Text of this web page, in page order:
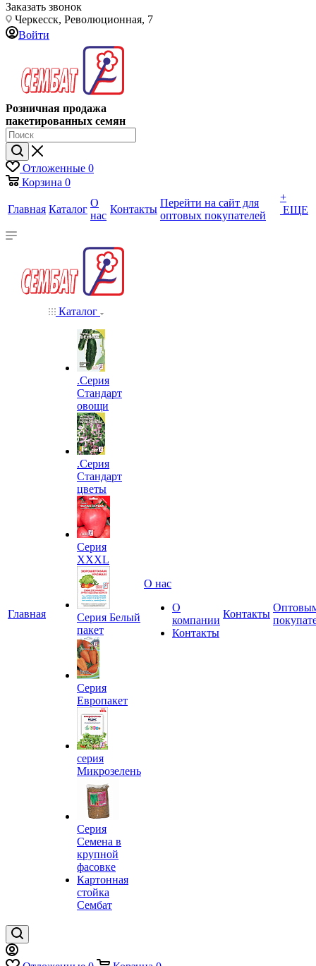
Заказать звонок
Черкесск, Революционная, 7
Войти
Розничная продажа
пакетированных семян
Отложенные 0
Корзина 0
Главная Каталог
О
нас
Контакты
Перейти на сайт для
оптовых покупателей
+
ЕЩЕ
Главная
Каталог
.Серия
Стандарт
овощи
.Серия
Стандарт
цветы
Серия
XXXL
Серия Белый
пакет
Серия
Европакет
серия
Микрозелень
Серия
Семена в
крупной
фасовке
Картонная
стойка
Сембат
О нас
О
компании
Контакты
Контакты